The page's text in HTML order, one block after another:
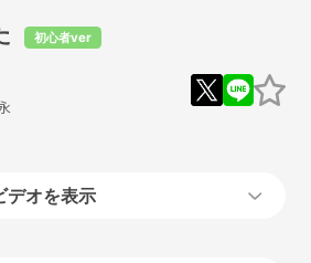
初心者ver
デオを表示